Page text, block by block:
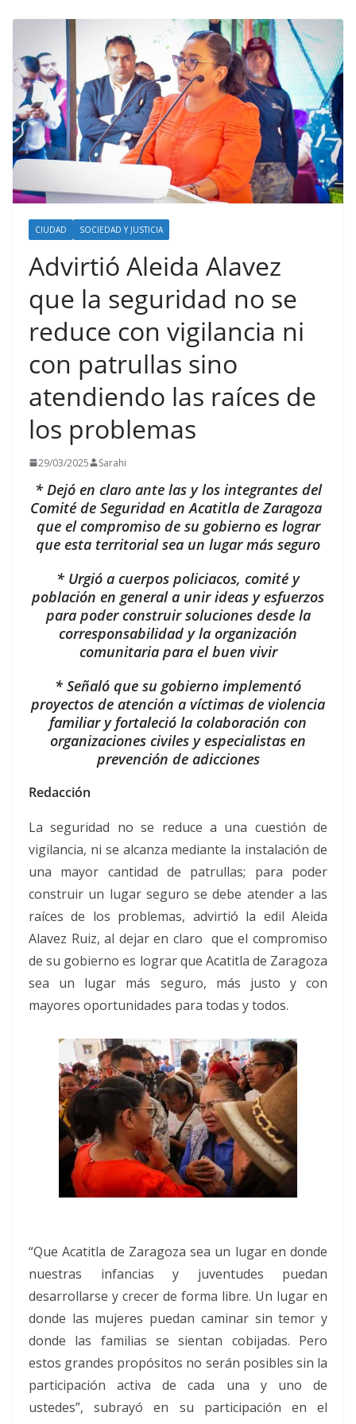
CIUDAD SOCIEDAD Y JUSTICIA
Advirtió Aleida Alavez
que la seguridad no se
reduce con vigilancia ni
con patrullas sino
atendiendo las raíces de
los problemas
29/03/2025 Sarahi
* Dejó en claro ante las y los integrantes del
Comité de Seguridad en Acatitla de Zaragoza
que el compromiso de su gobierno es lograr
que esta territorial sea un lugar más seguro
* Urgió a cuerpos policiacos, comité y
población en general a unir ideas y esfuerzos
para poder construir soluciones desde la
corresponsabilidad y la organización
comunitaria para el buen vivir
* Señaló que su gobierno implementó
proyectos de atención a víctimas de violencia
familiar y fortaleció la colaboración con
organizaciones civiles y especialistas en
prevención de adicciones
Redacción
La seguridad no se reduce a una cuestión de
vigilancia, ni se alcanza mediante la instalación de
una mayor cantidad de patrullas; para poder
construir un lugar seguro se debe atender a las
raíces de los problemas, advirtió la edil Aleida
Alavez Ruiz, al dejar en claro que el compromiso
de su gobierno es lograr que Acatitla de Zaragoza
sea un lugar más seguro, más justo y con
mayores oportunidades para todas y todos.
“Que Acatitla de Zaragoza sea un lugar en donde
nuestras infancias y juventudes puedan
desarrollarse y crecer de forma libre. Un lugar en
donde las mujeres puedan caminar sin temor y
donde las familias se sientan cobijadas. Pero
estos grandes propósitos no serán posibles sin la
participación activa de cada una y uno de
ustedes”, subrayó en su participación en el